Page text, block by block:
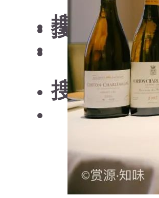
搜索文章
搜索文章
搜索文章